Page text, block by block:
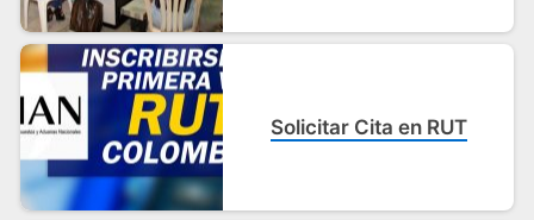
Solicitar Cita en RUT